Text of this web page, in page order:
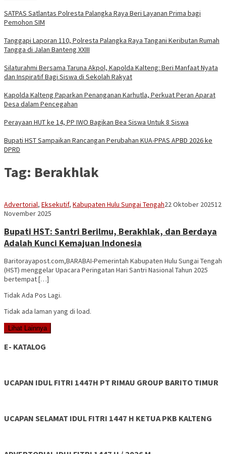
SATPAS Satlantas Polresta Palangka Raya Beri Layanan Prima bagi
Pemohon SIM
Tanggapi Laporan 110, Polresta Palangka Raya Tangani Keributan Rumah
Tangga di Jalan Banteng XXIII
Silaturahmi Bersama Taruna Akpol, Kapolda Kalteng: Beri Manfaat Nyata
dan Inspiratif Bagi Siswa di Sekolah Rakyat
Kapolda Kalteng Paparkan Penanganan Karhutla, Perkuat Peran Aparat
Desa dalam Pencegahan
Perayaan HUT ke 14, PP IWO Bagikan Bea Siswa Untuk 8 Siswa
Bupati HST Sampaikan Rancangan Perubahan KUA-PPAS APBD 2026 ke
DPRD
Tag: Berakhlak
Advertorial, Eksekutif, Kabupaten Hulu Sungai TengahMask
22 Oktober 202512
November 2025
Bupati HST: Santri Berilmu, Berakhlak, dan Berdaya
Adalah Kunci Kemajuan Indonesia
Baritorayapost.com,BARABAI-Pemerintah Kabupaten Hulu Sungai Tengah
(HST) menggelar Upacara Peringatan Hari Santri Nasional Tahun 2025
bertempat […]
Tidak Ada Pos Lagi.
Tidak ada laman yang di load.
Lihat Lainnya
E- KATALOG
UCAPAN IDUL FITRI 1447H PT RIMAU GROUP BARITO TIMUR
UCAPAN SELAMAT IDUL FITRI 1447 H KETUA PKB KALTENG